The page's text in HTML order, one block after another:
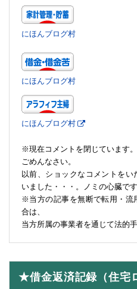
にほんブログ村
にほんブログ村
にほんブログ村
※現在コメントを閉じています。
ごめんなさい。
以前、ショックなコメントを
いました・・・。ノミの心臓です
※当方の記事を無断で転用・流
合は、
当方所属の事業者を通じて法的
★借金返済記録（住宅